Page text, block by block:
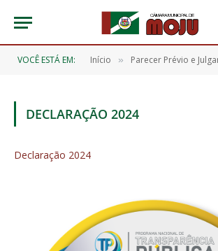
VOCÊ ESTÁ EM: Início » Parecer Prévio e
DECLARAÇÃO 2024
Declaração 2024